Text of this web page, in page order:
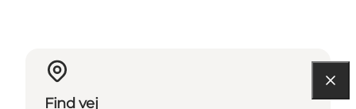
Find vej